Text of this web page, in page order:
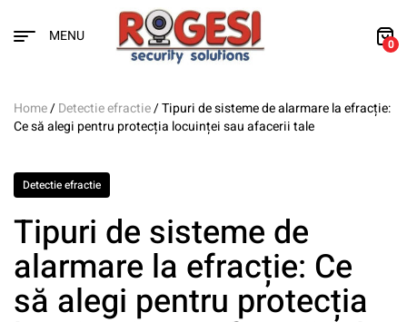
MENU 0
Home/Detectie efractie/ Tipuri de sisteme de alarmare la efracție:
Ce să alegi pentru protecția locuinței sau afacerii tale
Detectie efractie
Tipuri de sisteme de
alarmare la efracție: Ce
să alegi pentru protecția